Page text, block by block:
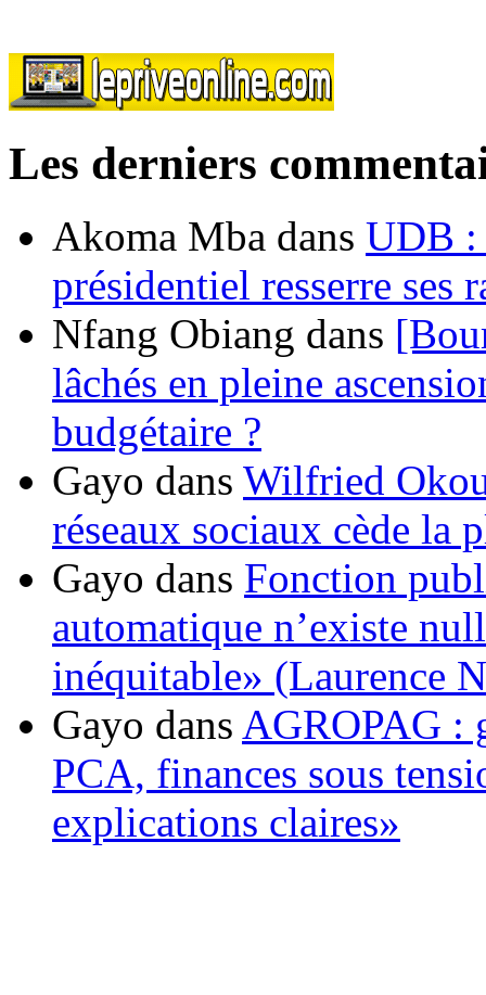
Les derniers
Akoma Mba dans UDB :
présidentiel resserre ses
Nfang Obiang dans
lâchés en pleine
budgétaire ?
Gayo dans Wilfried
réseaux sociaux cède la
Gayo dans Fonction
automatique n’existe
inéquitable» (Laurence
Gayo dans AGROPAG :
PCA, finances sous
explications claires»